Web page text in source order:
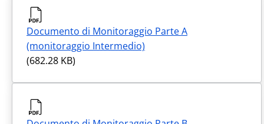
Documento di Monitoraggio Parte A
(monitoraggio Intermedio)
(682.28 KB)